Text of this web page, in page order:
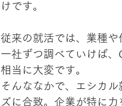
けです。
従来の就活では、業種や
一社ずつ調べていけば
相当に大変です。
そんななかで、エシカ
ズに合致。企業が特に